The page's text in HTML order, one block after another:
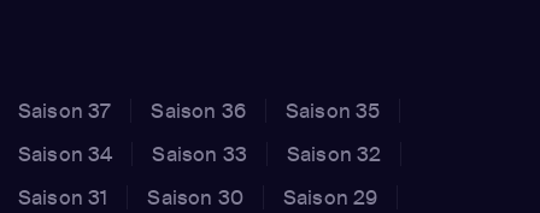
Saison 37 Saison 36
Saison 35
Saison 34
Saison 33
Saison 32
Saison 31
Saison 30
Saison 29